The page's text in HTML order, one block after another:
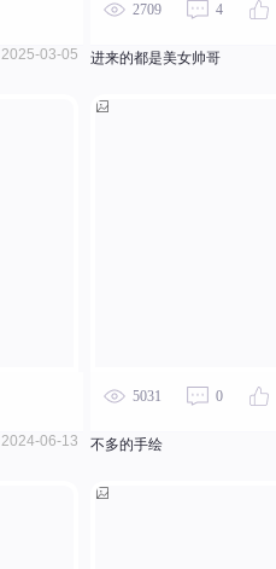
2025-03-05
2709 4
进来的都是美女帅哥
2024-06-13
5031 0
不多的手绘